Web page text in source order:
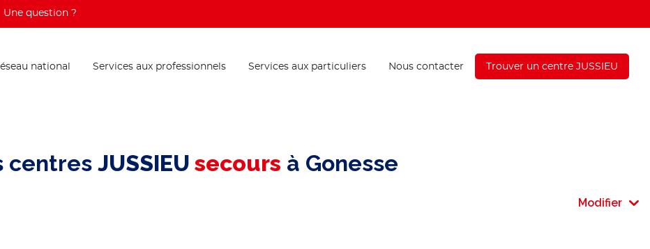
Une question ?
national Services aux professionnels Services aux particuliers Nous contacter Trouver un centre JUSSIEU
centres JUSSIEU secours à Gonesse
Modifier